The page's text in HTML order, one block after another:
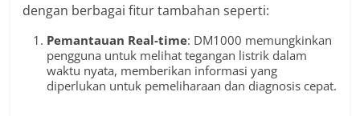
dengan berbagai fitur tambahan seperti:
Pemantauan Real-time: DM1000 memungkinkan
pengguna untuk melihat tegangan listrik dalam
waktu nyata, memberikan informasi yang
diperlukan untuk pemeliharaan dan diagnosis cepat.